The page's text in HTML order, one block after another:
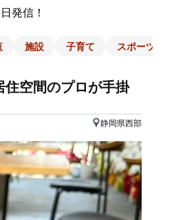
発信！
施設 子育て スポーツ
空間のプロが手掛
静岡県西部